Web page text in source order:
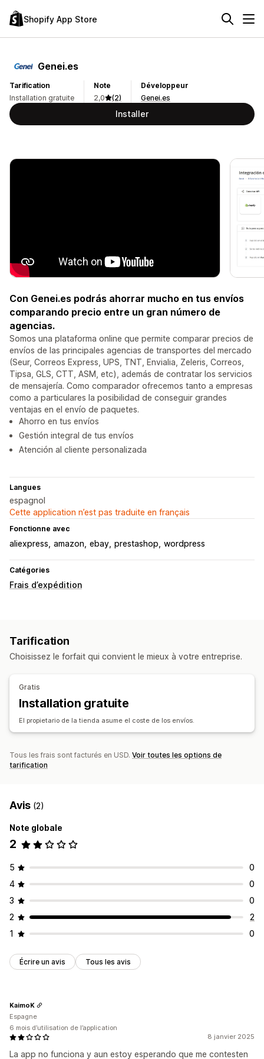
Shopify App Store
Genei.es
Tarification
Installation gratuite
Note
2,0
(2)
Développeur
Genei.es
Installer
Con Genei.es podrás ahorrar mucho en tus envíos
comparando precio entre un gran número de
agencias.
Somos una plataforma online que permite comparar precios de
envíos de las principales agencias de transportes del mercado
(Seur, Correos Express, UPS, TNT, Envialia, Zeleris, Correos,
Tipsa, GLS, CTT, ASM, etc), además de contratar los servicios
de mensajería. Como comparador ofrecemos tanto a empresas
como a particulares la posibilidad de conseguir grandes
ventajas en el envío de paquetes.
Ahorro en tus envíos
Gestión integral de tus envíos
Atención al cliente personalizada
Langues
espagnol
Cette application n’est pas traduite en français
Fonctionne avec
aliexpress amazon ebay prestashop wordpress
Catégories
Frais d’expédition
Tarification
Choisissez le forfait qui convient le mieux à votre entreprise.
Gratis
Installation gratuite
El propietario de la tienda asume el coste de los envíos.
Tous les frais sont facturés en USD. Voir toutes les options de
tarification
Avis (2)
Note globale
2
5
0
4
0
3
0
2
2
1
0
Écrire un avis Tous les avis
8 janvier 2025
La app no funciona y aun estoy esperando que me contesten
KaimoK
Espagne
6 mois d’utilisation de l’application